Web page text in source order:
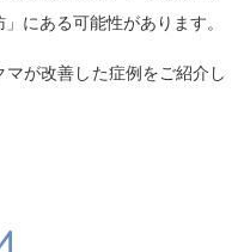
にある可能性があります。
が改善した症例をご紹介し